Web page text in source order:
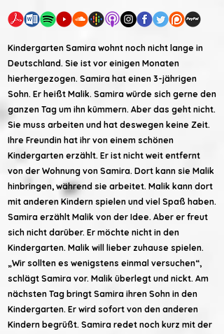
Kindergarten Samira wohnt noch nicht lange in
Deutschland. Sie ist vor einigen Monaten
hierhergezogen. Samira hat einen 3-jährigen
Sohn. Er heißt Malik. Samira würde sich gerne den
ganzen Tag um ihn kümmern. Aber das geht nicht.
Sie muss arbeiten und hat deswegen keine Zeit.
Ihre Freundin hat ihr von einem schönen
Kindergarten erzählt. Er ist nicht weit entfernt
von der Wohnung von Samira. Dort kann sie Malik
hinbringen, während sie arbeitet. Malik kann dort
mit anderen Kindern spielen und viel Spaß haben.
Samira erzählt Malik von der Idee. Aber er freut
sich nicht darüber. Er möchte nicht in den
Kindergarten. Malik will lieber zuhause spielen.
„Wir sollten es wenigstens einmal versuchen“,
schlägt Samira vor. Malik überlegt und nickt. Am
nächsten Tag bringt Samira ihren Sohn in den
Kindergarten. Er wird sofort von den anderen
Kindern begrüßt. Samira redet noch kurz mit der